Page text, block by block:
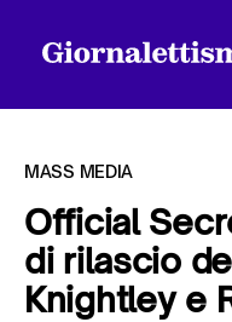
Tutti gli articoli
MASS MEDIA
Official
di rilascio
Knightley e